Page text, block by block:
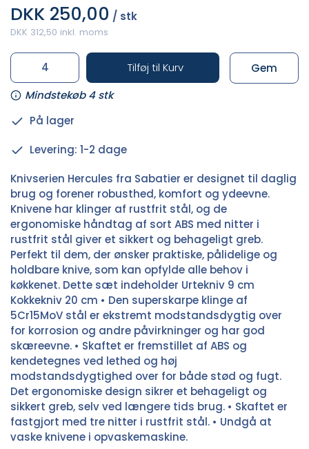
DKK 250,00 / stk
DKK 312,50 inkl. moms
Tilføj til Kurv
Mindstekøb 4 stk
Gem
På lager
Levering: 1-2 dage
Knivserien Hercules fra Sabatier er designet til daglig
brug og forener robusthed, komfort og ydeevne.
Knivene har klinger af rustfrit stål, og de
ergonomiske håndtag af sort ABS med nitter i
rustfrit stål giver et sikkert og behageligt greb.
Perfekt til dem, der ønsker praktiske, pålidelige og
holdbare knive, som kan opfylde alle behov i
køkkenet. Dette sæt indeholder Urtekniv 9 cm
Kokkekniv 20 cm • Den superskarpe klinge af
5Cr15MoV stål er ekstremt modstandsdygtig over
for korrosion og andre påvirkninger og har god
skæreevne. • Skaftet er fremstillet af ABS og
kendetegnes ved lethed og høj
modstandsdygtighed over for både stød og fugt.
Det ergonomiske design sikrer et behageligt og
sikkert greb, selv ved længere tids brug. • Skaftet er
fastgjort med tre nitter i rustfrit stål. • Undgå at
vaske knivene i opvaskemaskine.